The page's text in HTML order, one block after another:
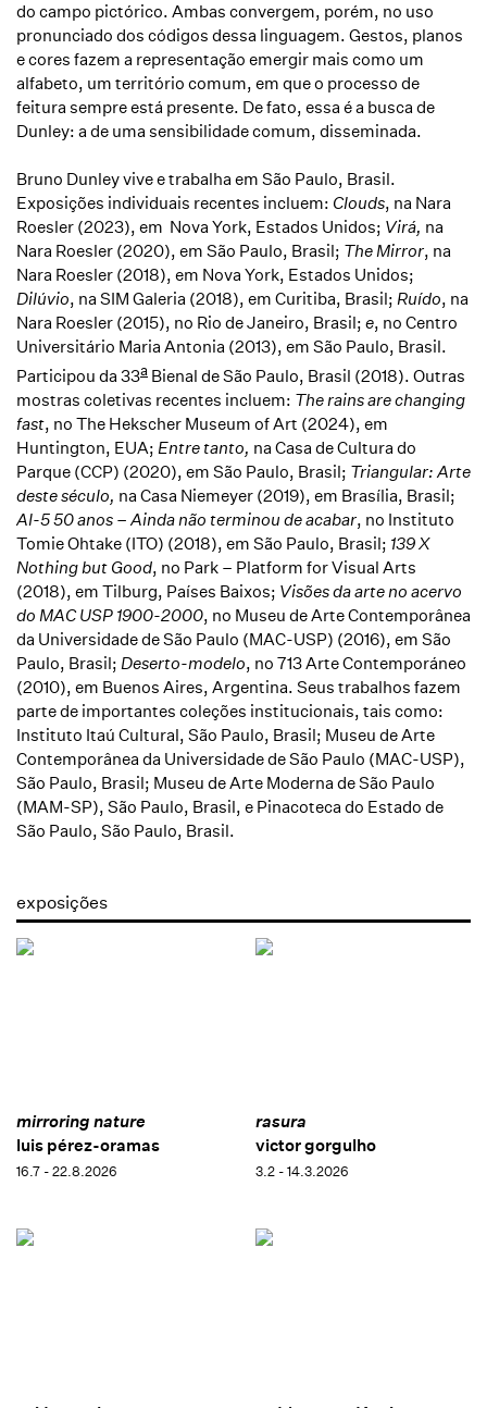
do campo pictórico. Ambas convergem, porém, no uso
pronunciado dos códigos dessa linguagem. Gestos, planos
e cores fazem a representação emergir mais como um
alfabeto, um território comum, em que o processo de
feitura sempre está presente. De fato, essa é a busca de
Dunley: a de uma sensibilidade comum, disseminada.
Bruno Dunley vive e trabalha em São Paulo, Brasil.
Exposições individuais recentes incluem: Clouds, na Nara
Roesler (2023), em Nova York, Estados Unidos; Virá, na
Nara Roesler (2020), em São Paulo, Brasil; The Mirror, na
Nara Roesler (2018), em Nova York, Estados Unidos;
Dilúvio, na SIM Galeria (2018), em Curitiba, Brasil; Ruído, na
Nara Roesler (2015), no Rio de Janeiro, Brasil; e, no Centro
Universitário Maria Antonia (2013), em São Paulo, Brasil.
Participou da 33a Bienal de São Paulo, Brasil (2018). Outras
mostras coletivas recentes incluem: The rains are changing
fast, no The Hekscher Museum of Art (2024), em
Huntington, EUA; Entre tanto, na Casa de Cultura do
Parque (CCP) (2020), em São Paulo, Brasil; Triangular: Arte
deste século, na Casa Niemeyer (2019), em Brasília, Brasil;
AI-5 50 anos – Ainda não terminou de acabar, no Instituto
Tomie Ohtake (ITO) (2018), em São Paulo, Brasil; 139 X
Nothing but Good, no Park – Platform for Visual Arts
(2018), em Tilburg, Países Baixos; Visões da arte no acervo
do MAC USP 1900-2000, no Museu de Arte Contemporânea
da Universidade de São Paulo (MAC-USP) (2016), em São
Paulo, Brasil; Deserto-modelo, no 713 Arte Contemporáneo
(2010), em Buenos Aires, Argentina. Seus trabalhos fazem
parte de importantes coleções institucionais, tais como:
Instituto Itaú Cultural, São Paulo, Brasil; Museu de Arte
Contemporânea da Universidade de São Paulo (MAC-USP),
São Paulo, Brasil; Museu de Arte Moderna de São Paulo
(MAM-SP), São Paulo, Brasil, e Pinacoteca do Estado de
São Paulo, São Paulo, Brasil.
exposições
mirroring nature
luis pérez-oramas
16.7 - 22.8.2026
rasura
victor gorgulho
3.2 - 14.3.2026